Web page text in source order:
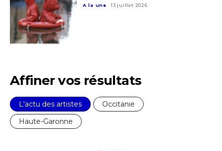
* Champ obligatoire
Statut / Organisation
* Champ obligatoire
A la une 13 juillet 2026
Affiner vos résultats
L'actu des artistes
Occitanie
Haute-Garonne